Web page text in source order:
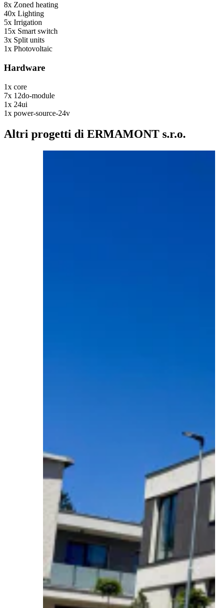
8x Zoned heating
40x Lighting
5x Irrigation
15x Smart switch
3x Split units
1x Photovoltaic
Hardware
1x core
7x 12do-module
1x 24ui
1x power-source-24v
Altri progetti di ERMAMONT s.r.o.